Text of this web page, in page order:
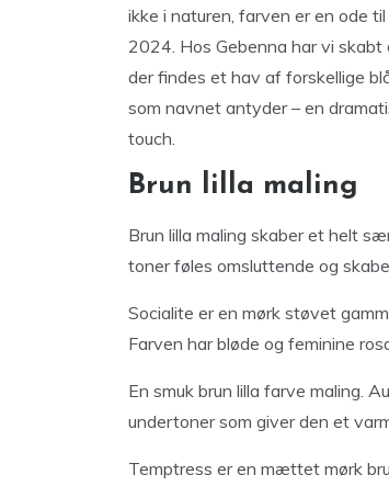
ikke i naturen, farven er en ode
2024. Hos Gebenna har vi
der findes et hav af forskellige
som navnet antyder – en
touch.
Brun lilla maling
Brun lilla maling skaber et helt
toner føles omsluttende og
Socialite er en mørk støvet
Farven har bløde og feminine
En smuk brun lilla farve maling.
undertoner som giver den et
Temptress er en mættet mørk